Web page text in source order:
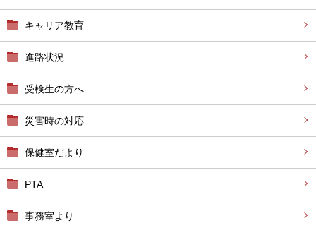
キャリア教育
進路状況
受検生の方へ
災害時の対応
保健室だより
PTA
事務室より